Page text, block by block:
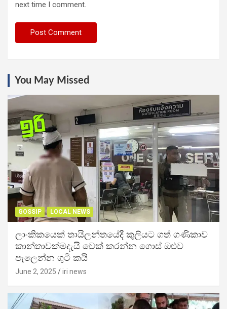
next time I comment.
You May Missed
GOSSIP LOCAL NEWS
ලාංකිකයෙක් තායිලන්තයේදී කුලියට ගත් ගණිකාව
කාන්තාවක්මදැයි චෙක් කරන්න ගොස් ඔළුව
පැලෙන්න ගුටි කයි
June 2, 2025 iri news